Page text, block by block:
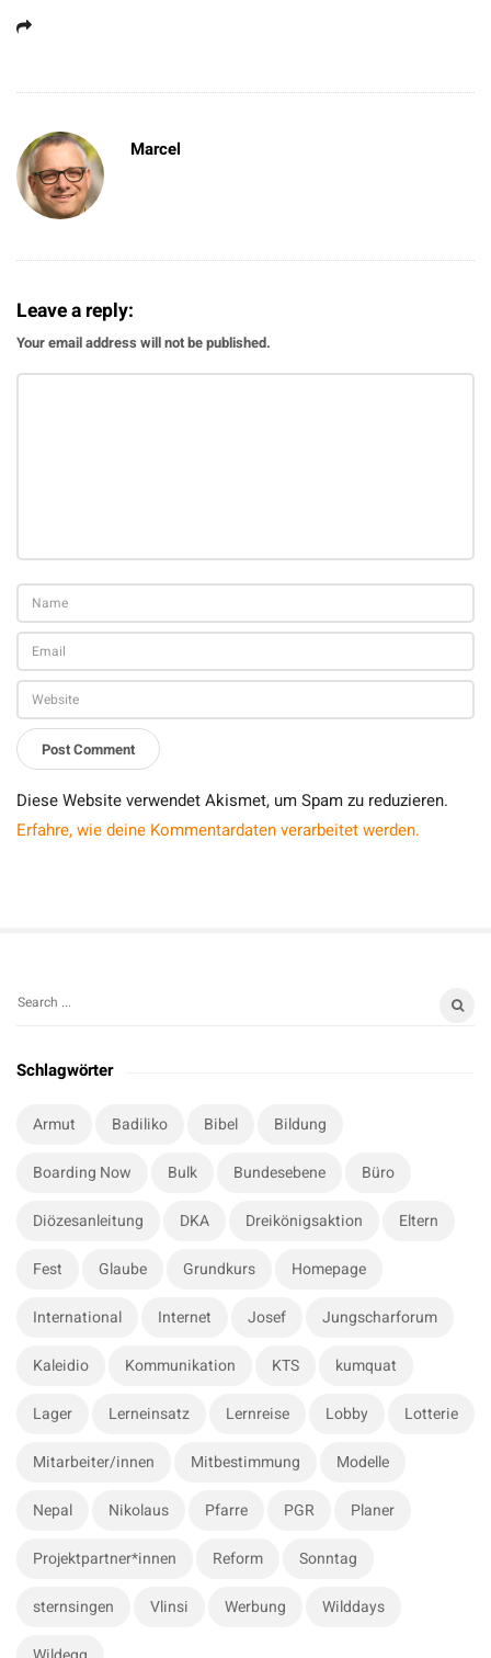
Marcel
Leave a reply:
Your email address will not be published.
Diese Website verwendet Akismet, um Spam zu reduzieren.
Erfahre, wie deine Kommentardaten verarbeitet werden.
S
t
S
a
Schlagwörter
Armut Badiliko Bibel Bildung
Boarding Now Bulk Bundesebene Büro
Diözesanleitung DKA Dreikönigsaktion Eltern
Fest Glaube Grundkurs Homepage
International Internet Josef Jungscharforum
Kaleidio Kommunikation KTS kumquat
Lager Lerneinsatz Lernreise Lobby Lotterie
Mitarbeiter/innen Mitbestimmung Modelle
Nepal Nikolaus Pfarre PGR Planer
Projektpartner*innen Reform Sonntag
sternsingen Vlinsi Werbung Wilddays